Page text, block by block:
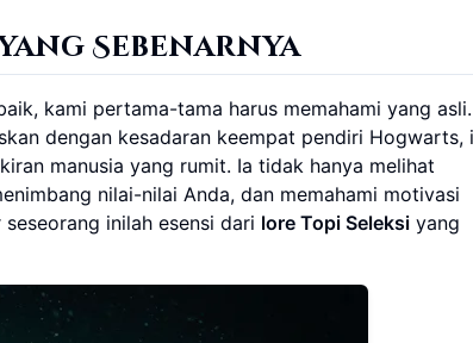
Sebenarnya
kami pertama-tama harus memahami yang
dengan kesadaran keempat pendiri Hogwarts,
manusia yang rumit. Ia tidak hanya melihat
nilai-nilai Anda, dan memahami motivasi
inilah esensi dari lore Topi Seleksi yang